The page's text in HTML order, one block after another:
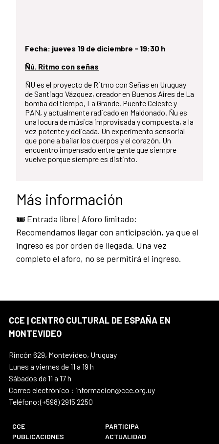
Fecha: jueves 19 de diciembre - 19:30 h
Ñú. Ritmo con señas
ÑU es el proyecto de Ritmo con Señas en Uruguay
de Santiago Vázquez, creador en Buenos Aires de La
bomba del tiempo, La Grande, Puente Celeste y
PAN, y actualmente radicado en Maldonado. Ñu es
una locura de música improvisada y compuesta, a la
vez potente y delicada. Un experimento sensorial
que pone a bailar los cuerpos y el corazón. Un
encuentro impensado entre gente que siempre
vuelve porque siempre es distinto.
Más información
🎟️ Entrada libre | Aforo limitado:
Recomendamos llegar con anticipación, ya que el
ingreso es por orden de llegada. Una vez
completo el aforo, no se permitirá el ingreso.
CCE | CENTRO CULTURAL DE ESPAÑA EN
MONTEVIDEO
Rincón 629, Montevideo, Uruguay
Lunes a viernes de 11 a 19 h
Sábados de 11 a 17 h
Correo electrónico : informacion@cce.org.uy
Teléfono:(+598) 2915 2250
CCE
PARTICIPA
PUBLICACIONES
ACTUALIDAD